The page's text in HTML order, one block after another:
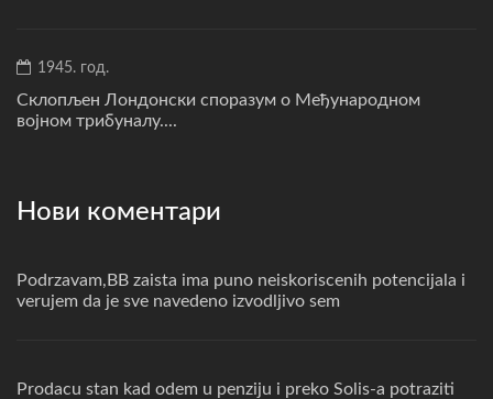
1945. год.
Склопљен Лондонски споразум о Међународном
војном трибуналу....
Нови коментари
Podrzavam,BB zaista ima puno neiskoriscenih potencijala i
verujem da je sve navedeno izvodljivo sem
Prodacu stan kad odem u penziju i preko Solis-a potraziti